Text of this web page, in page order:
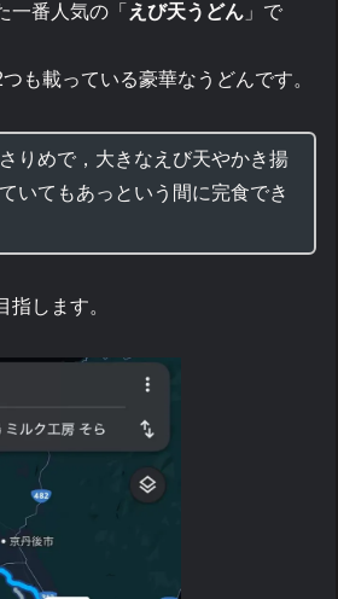
番人気の「 えび天うどん 」で
も載っている豪華なうどんです。
りめで，大きなえび天やかき揚
いてもあっという間に完食でき
します。